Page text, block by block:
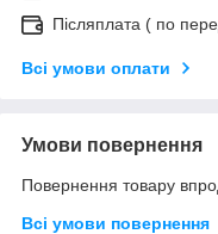
Післяплата ( по
Всі умови оплати
Умови повернення
Повернення товару
Всі умови повернення